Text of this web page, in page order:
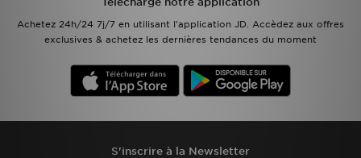
marque se trouve dans ces paires incontournables. Alors, laisse-toi
tenter et vient t’offrir une paire de All Star Ox !
Achetez 24h/24 7j/7 en utilisant l'application JD. Accèdez aux offres
exclusives & achetez les dernières tendances du moment
S'inscrire à la Newsletter